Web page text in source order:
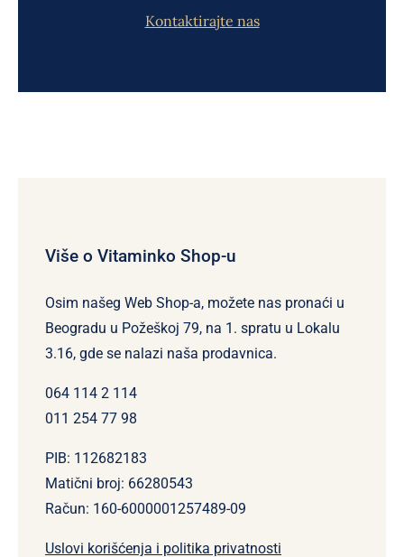
Kontaktirajte nas
Više o Vitaminko Shop-u
Osim našeg Web Shop-a, možete nas pronaći u
Beogradu u Požeškoj 79, na 1. spratu u Lokalu
3.16, gde se nalazi naša prodavnica.
064 114 2 114
011 254 77 98
PIB: 112682183
Matični broj: 66280543
Račun: 160-6000001257489-09
Uslovi korišćenja i politika privatnosti